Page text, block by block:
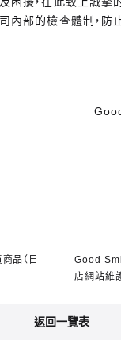
內部的檢查體制，防
品（日
Good
店網站維
返回一覽表